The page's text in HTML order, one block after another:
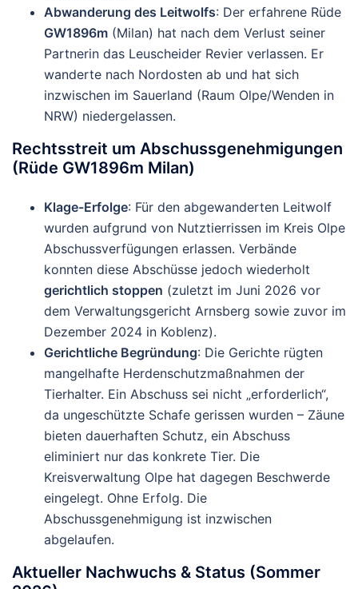
Abwanderung des Leitwolfs: Der erfahrene Rüde
GW1896m (Milan) hat nach dem Verlust seiner
Partnerin das Leuscheider Revier verlassen. Er
wanderte nach Nordosten ab und hat sich
inzwischen im Sauerland (Raum Olpe/Wenden in
NRW) niedergelassen.
Rechtsstreit um Abschussgenehmigungen
(Rüde GW1896m Milan)
Klage-Erfolge: Für den abgewanderten Leitwolf
wurden aufgrund von Nutztierrissen im Kreis Olpe
Abschussverfügungen erlassen. Verbände
konnten diese Abschüsse jedoch wiederholt
gerichtlich stoppen (zuletzt im Juni 2026 vor
dem Verwaltungsgericht Arnsberg sowie zuvor im
Dezember 2024 in Koblenz).
Gerichtliche Begründung: Die Gerichte rügten
mangelhafte Herdenschutzmaßnahmen der
Tierhalter. Ein Abschuss sei nicht „erforderlich“,
da ungeschützte Schafe gerissen wurden – Zäune
bieten dauerhaften Schutz, ein Abschuss
eliminiert nur das konkrete Tier. Die
Kreisverwaltung Olpe hat dagegen Beschwerde
eingelegt. Ohne Erfolg. Die
Abschussgenehmigung ist inzwischen
abgelaufen.
Aktueller Nachwuchs & Status (Sommer